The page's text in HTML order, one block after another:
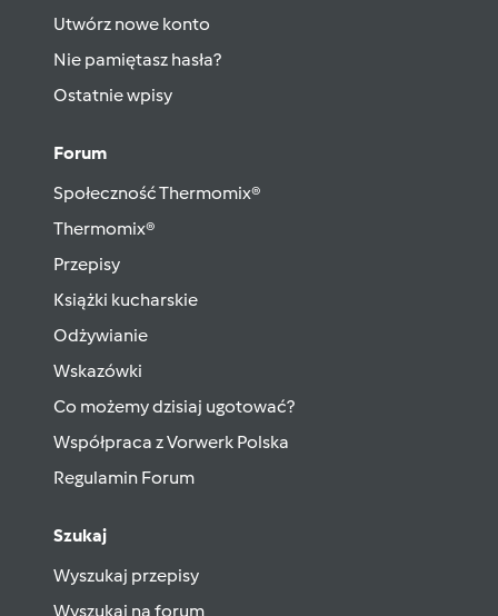
Utwórz nowe konto
Nie pamiętasz hasła?
Ostatnie wpisy
Forum
Społeczność Thermomix®
Thermomix®
Przepisy
Książki kucharskie
Odżywianie
Wskazówki
Co możemy dzisiaj ugotować?
Współpraca z Vorwerk Polska
Regulamin Forum
Szukaj
Wyszukaj przepisy
Wyszukaj na forum